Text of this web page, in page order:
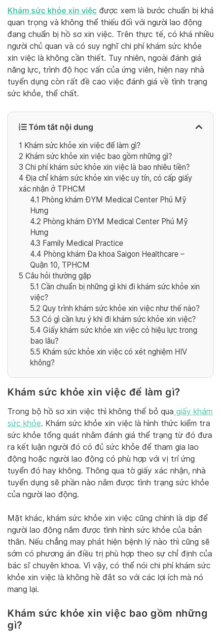
Khám sức khỏe xin việc được xem là bước chuẩn bị khá
quan trọng và không thể thiếu đối với người lao động
đang chuẩn bị hồ sơ xin việc. Trên thực tế, có khá nhiều
người chủ quan và có suy nghĩ chi phí khám sức khỏe
xin việc là không cần thiết. Tuy nhiên, ngoài đánh giá
năng lực, trình độ học vấn của ứng viên, hiện nay nhà
tuyển dụng còn rất đề cao việc đánh giá về tình trạng
sức khỏe, thể chất.
Tóm tắt nội dung
1 Khám sức khỏe xin việc để làm gì?
2 Khám sức khỏe xin việc bao gồm những gì?
3 Chi phí khám sức khỏe xin việc là bao nhiêu tiền?
4 Địa chỉ khám sức khỏe xin việc uy tín, có cấp giấy
xác nhận ở TPHCM
4.1 Phòng khám ĐYM Medical Center Phú Mỹ
Hưng
4.2 Phòng khám ĐYM Medical Center Phú Mỹ
Hưng
4.3 Family Medical Practice
4.4 Phòng khám Đa khoa Saigon Healthcare –
Quận 10, TPHCM
5 Câu hỏi thường gặp
5.1 Cần chuẩn bị những gì khi đi khám sức khỏe xin
việc?
5.2 Quy trình khám sức khỏe xin việc như thế nào?
5.3 Có gì cần lưu ý khi đi khám sức khỏe xin việc?
5.4 Giấy khám sức khỏe xin việc có hiệu lực trong
bao lâu?
5.5 Khám sức khỏe xin việc có xét nghiệm HIV
không?
Khám sức khỏe xin việc để làm gì?
Trong bộ hồ sơ xin việc thì không thể bỏ qua giấy khám
sức khỏe. Khám sức khỏe xin việc là hình thức kiểm tra
sức khỏe tổng quát nhằm đánh giá thể trạng từ đó đưa
ra kết luận người đó có đủ sức khỏe để tham gia lao
động hoặc người lao động có phù hợp với vị trí ứng
tuyển đó hay không. Thông qua tờ giấy xác nhận, nhà
tuyển dụng sẽ phần nào nắm được tình trạng sức khỏe
của người lao động.
Mặt khác, khám sức khỏe xin việc cũng chính là dịp để
người lao động nắm được tình hình sức khỏe của bản
thân. Nếu chẳng may phát hiện bệnh lý nào thì cũng sẽ
sớm có phương án điều trị phù hợp theo sự chỉ định của
bác sĩ chuyên khoa. Vì vậy, có thể nói chi phí khám sức
khỏe xin việc là không hề đắt so với các lợi ích mà nó
mang lại.
Khám sức khỏe xin việc bao gồm những
gì?